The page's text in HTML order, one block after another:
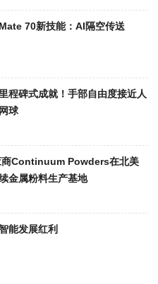
70新技能：AI隔空传送
程碑式成就！手部自由度接近人
球
商Continuum Powders在北美
金属粉料生产基地
能发展红利